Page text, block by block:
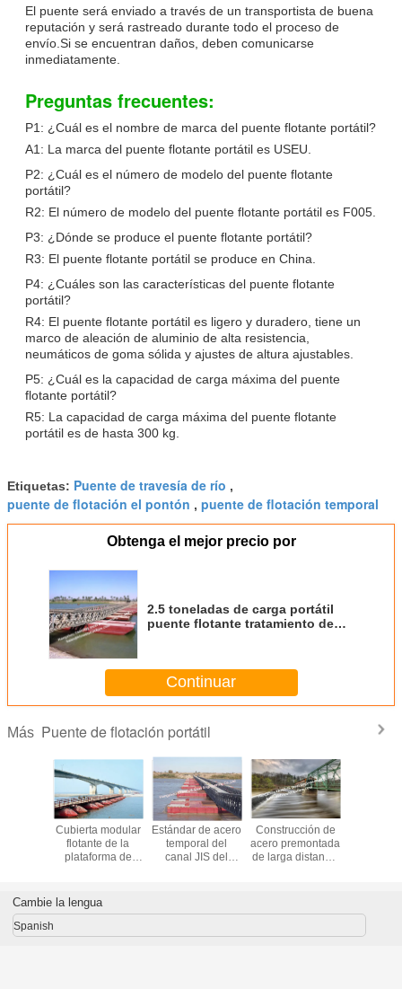
El puente será enviado a través de un transportista de buena
reputación y será rastreado durante todo el proceso de
envío.Si se encuentran daños, deben comunicarse
inmediatamente.
Preguntas frecuentes:
P1: ¿Cuál es el nombre de marca del puente flotante portátil?
A1: La marca del puente flotante portátil es USEU.
P2: ¿Cuál es el número de modelo del puente flotante
portátil?
R2: El número de modelo del puente flotante portátil es F005.
P3: ¿Dónde se produce el puente flotante portátil?
R3: El puente flotante portátil se produce en China.
P4: ¿Cuáles son las características del puente flotante
portátil?
R4: El puente flotante portátil es ligero y duradero, tiene un
marco de aleación de aluminio de alta resistencia,
neumáticos de goma sólida y ajustes de altura ajustables.
P5: ¿Cuál es la capacidad de carga máxima del puente
flotante portátil?
R5: La capacidad de carga máxima del puente flotante
portátil es de hasta 300 kg.
Etiquetas: Puente de travesía de río ,
puente de flotación el pontón , puente de flotación temporal
Obtenga el mejor precio por
2.5 toneladas de carga portátil
puente flotante tratamiento de
Continuar
Más Puente de flotación portátil
con
del
sienta
de
Cubierta modular
flotante de la
plataforma de
pontón del puerto
portátil del puente
Estándar de acero
temporal del
canal JIS del
flotación del
inundaciones
Construcción de
acero premontada
de larga distancia
travesía de río de
la
Cambie la lengua
Spanish